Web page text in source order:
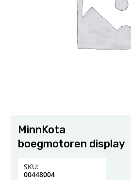
MinnKota
boegmotoren display
SKU:
00448004